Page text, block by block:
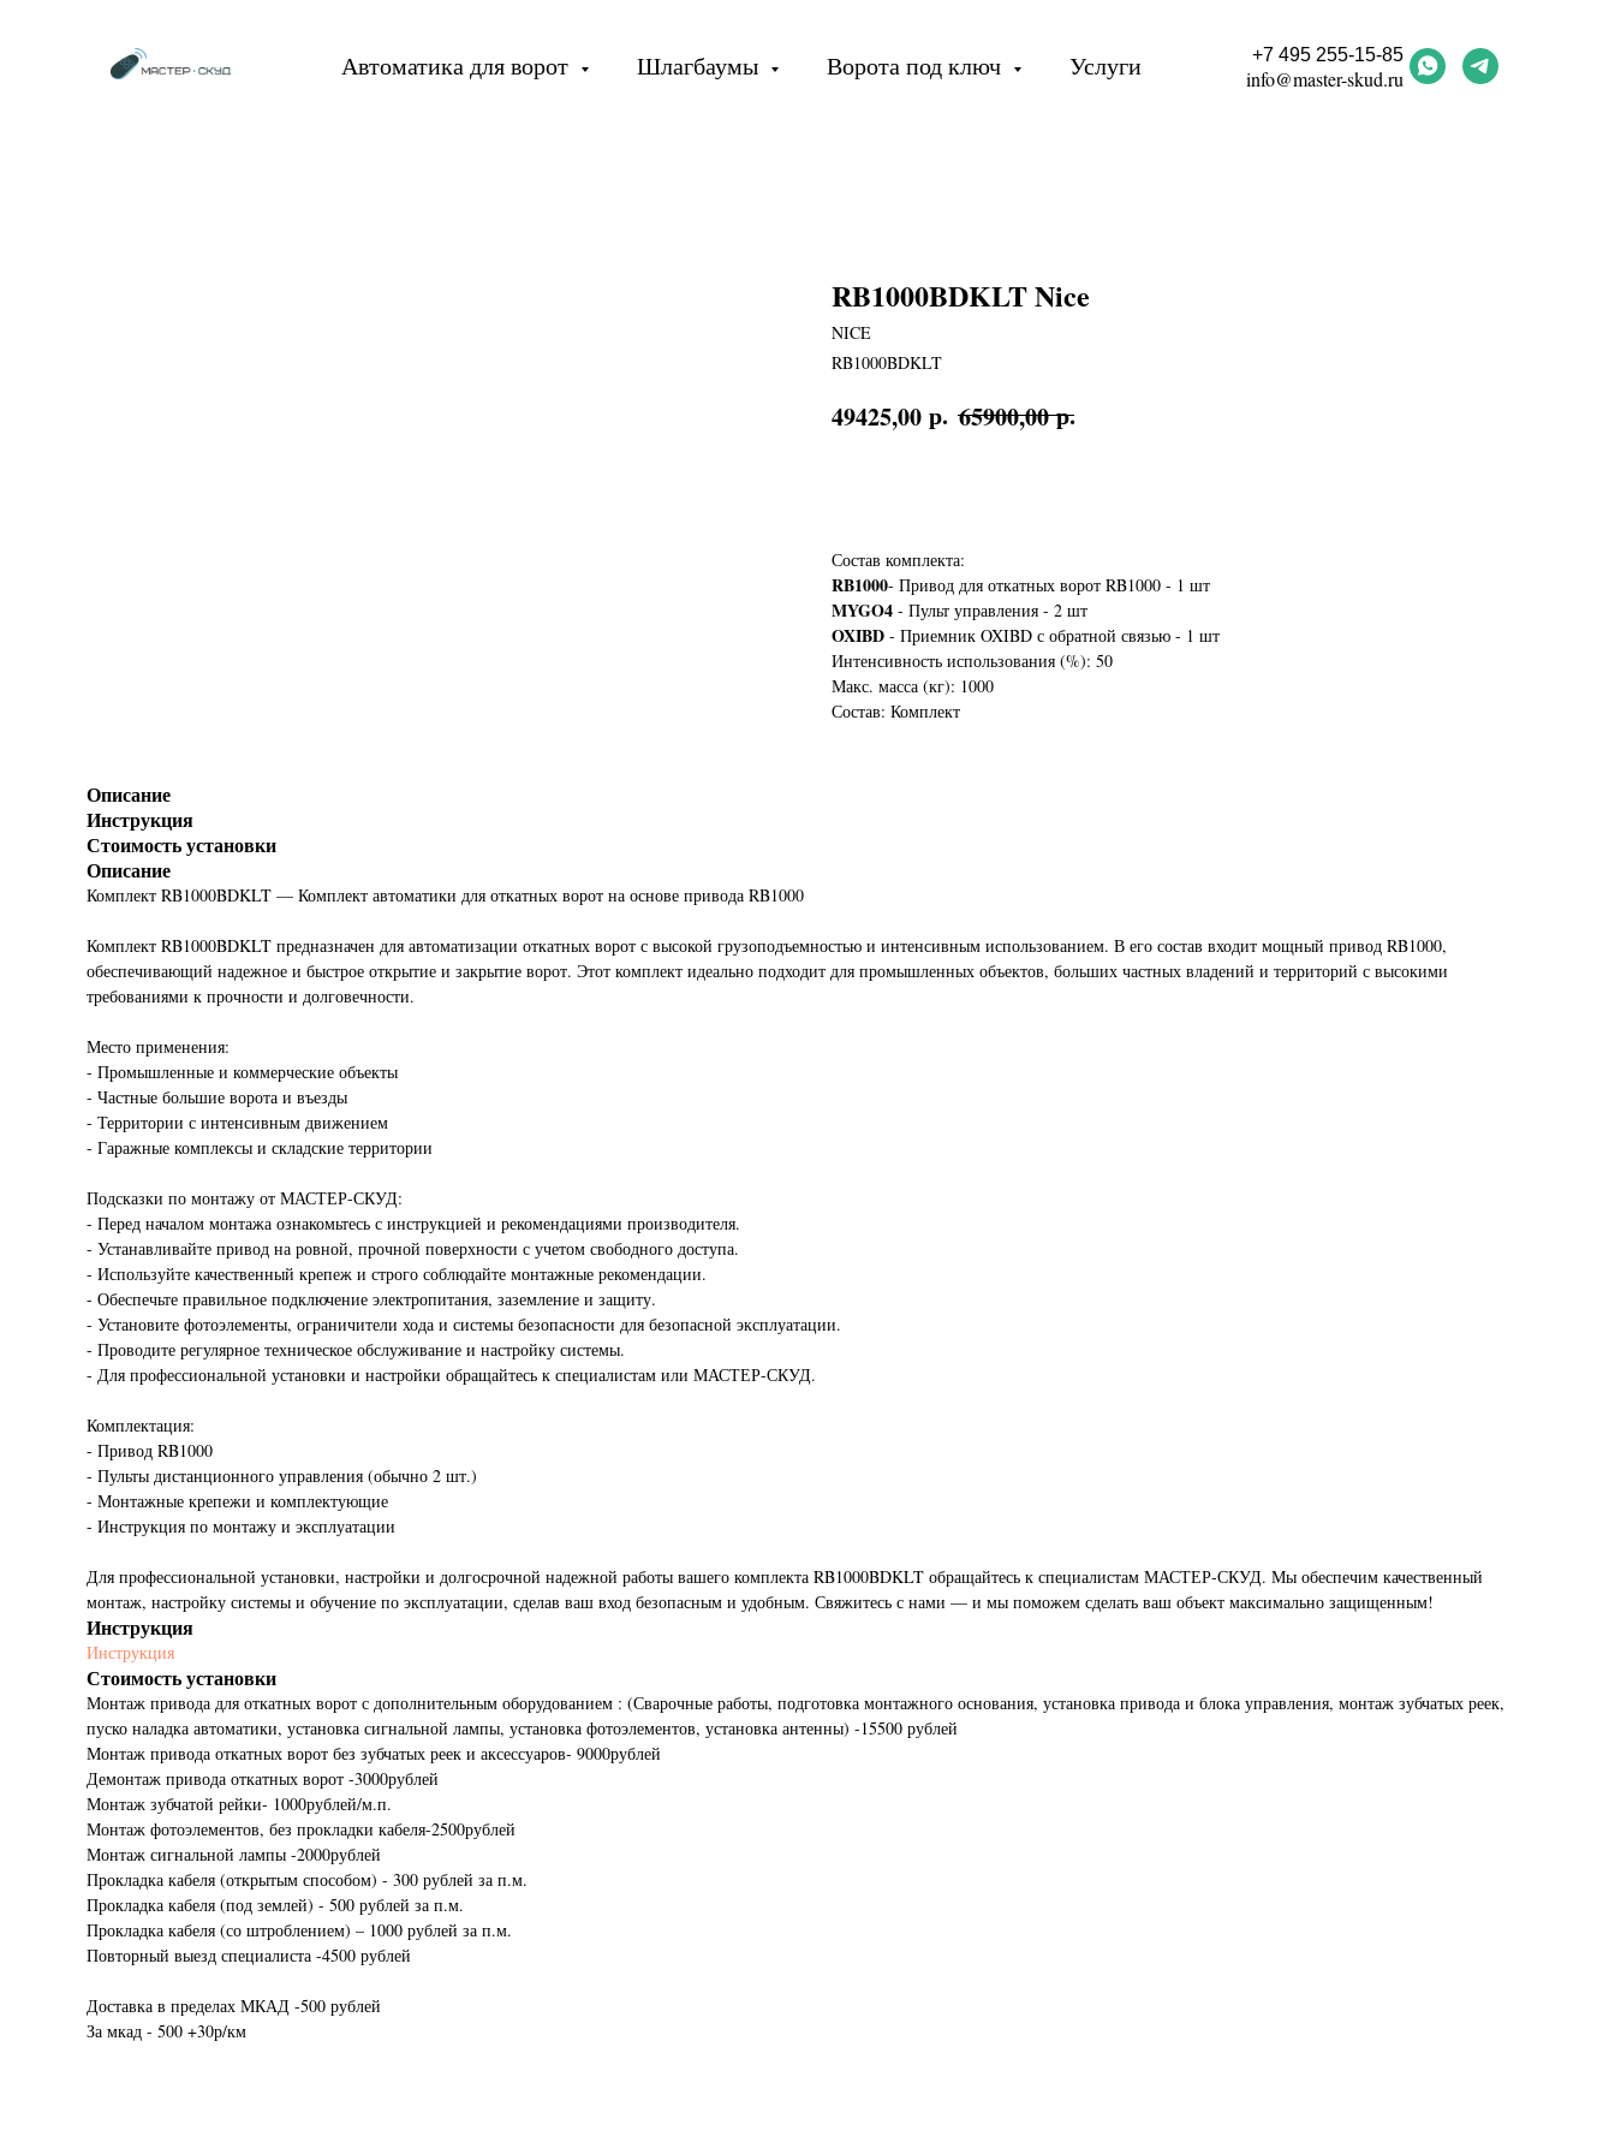
Автоматика для ворот Шлагбаумы Ворота под ключ Услуги +7 495 255-15-85
info@master-skud.ru
RB1000BDKLT Nice
NICE
RB1000BDKLT
49425,00 р. 65900,00 р.
Состав комплекта:
RB1000- Привод для откатных ворот RB1000 - 1 шт
MYGO4 - Пульт управления - 2 шт
OXIBD - Приемник OXIBD с обратной связью - 1 шт
Интенсивность использования (%): 50
Макс. масса (кг): 1000
Состав: Комплект
Описание
Инструкция
Стоимость установки
Описание
Комплект RB1000BDKLT — Комплект автоматики для откатных ворот на основе привода RB1000
Комплект RB1000BDKLT предназначен для автоматизации откатных ворот с высокой грузоподъемностью и интенсивным использованием. В его состав входит мощный привод RB1000,
обеспечивающий надежное и быстрое открытие и закрытие ворот. Этот комплект идеально подходит для промышленных объектов, больших частных владений и территорий с высокими
требованиями к прочности и долговечности.
Место применения:
- Промышленные и коммерческие объекты
- Частные большие ворота и въезды
- Территории с интенсивным движением
- Гаражные комплексы и складские территории
Подсказки по монтажу от МАСТЕР-СКУД:
- Перед началом монтажа ознакомьтесь с инструкцией и рекомендациями производителя.
- Устанавливайте привод на ровной, прочной поверхности с учетом свободного доступа.
- Используйте качественный крепеж и строго соблюдайте монтажные рекомендации.
- Обеспечьте правильное подключение электропитания, заземление и защиту.
- Установите фотоэлементы, ограничители хода и системы безопасности для безопасной эксплуатации.
- Проводите регулярное техническое обслуживание и настройку системы.
- Для профессиональной установки и настройки обращайтесь к специалистам или МАСТЕР-СКУД.
Комплектация:
- Привод RB1000
- Пульты дистанционного управления (обычно 2 шт.)
- Монтажные крепежи и комплектующие
- Инструкция по монтажу и эксплуатации
Для профессиональной установки, настройки и долгосрочной надежной работы вашего комплекта RB1000BDKLT обращайтесь к специалистам МАСТЕР-СКУД. Мы обеспечим качественный
монтаж, настройку системы и обучение по эксплуатации, сделав ваш вход безопасным и удобным. Свяжитесь с нами — и мы поможем сделать ваш объект максимально защищенным!
Инструкция
Инструкция
Стоимость установки
Монтаж привода для откатных ворот с дополнительным оборудованием : (Сварочные работы, подготовка монтажного основания, установка привода и блока управления, монтаж зубчатых реек,
пуско наладка автоматики, установка сигнальной лампы, установка фотоэлементов, установка антенны) -15500 рублей
Монтаж привода откатных ворот без зубчатых реек и аксессуаров- 9000рублей
Демонтаж привода откатных ворот -3000рублей
Монтаж зубчатой рейки- 1000рублей/м.п.
Монтаж фотоэлементов, без прокладки кабеля-2500рублей
Монтаж сигнальной лампы -2000рублей
Прокладка кабеля (открытым способом) - 300 рублей за п.м.
Прокладка кабеля (под землей) - 500 рублей за п.м.
Прокладка кабеля (со штроблением) – 1000 рублей за п.м.
Повторный выезд специалиста -4500 рублей
Доставка в пределах МКАД -500 рублей
За мкад - 500 +30р/км